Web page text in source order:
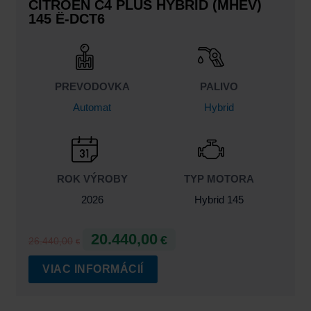
CITROËN C4 PLUS HYBRID (MHEV)
145 Ë-DCT6
PREVODOVKA
Automat
PALIVO
Hybrid
ROK VÝROBY
2026
TYP MOTORA
Hybrid 145
26.440,00 € 20.440,00 €
VIAC INFORMÁCIÍ